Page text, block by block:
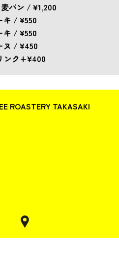
パン / ¥1,200
キ / ¥550
キ / ¥550
ヌ / ¥450
ンク+¥400
ROASTERY TAKASAKI